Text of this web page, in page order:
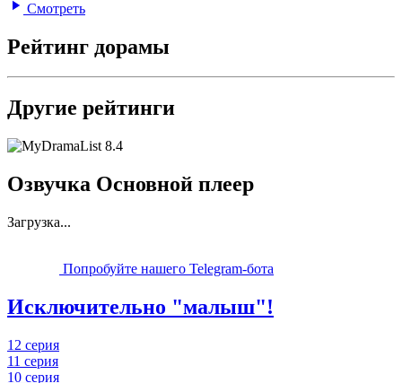
Смотреть
Рейтинг дорамы
Другие рейтинги
8.4
Озвучка Основной плеер
Загрузка...
Попробуйте нашего Telegram-бота
Исключительно "малыш"!
12 серия
11 серия
10 серия